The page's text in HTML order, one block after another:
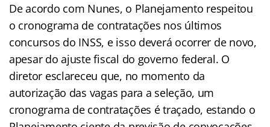
De acordo com Nunes, o Planejamento respeitou
o cronograma de contratações nos últimos
concursos do INSS, e isso deverá ocorrer de novo,
apesar do ajuste fiscal do governo federal. O
diretor esclareceu que, no momento da
autorização das vagas para a seleção, um
cronograma de contratações é traçado, estando o